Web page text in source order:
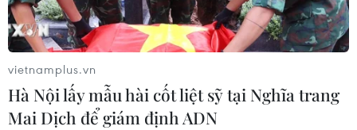
TIN LIÊN QUAN
vietnamplus.vn
Hà Nội lấy mẫu hài cốt liệt sỹ tại Nghĩa trang
Mai Dịch để giám định ADN